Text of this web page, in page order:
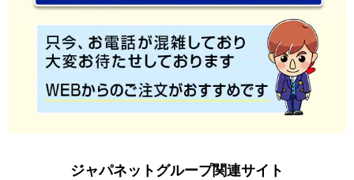
ジャパネットグループ関連サイト